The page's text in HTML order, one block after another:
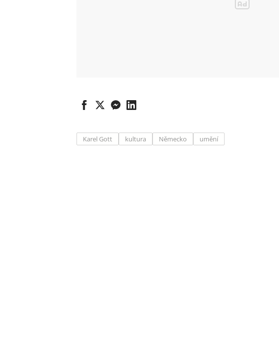
Karel Gott kultura Německo umění